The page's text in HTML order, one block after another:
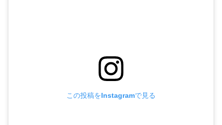
この投稿をInstagramで見る